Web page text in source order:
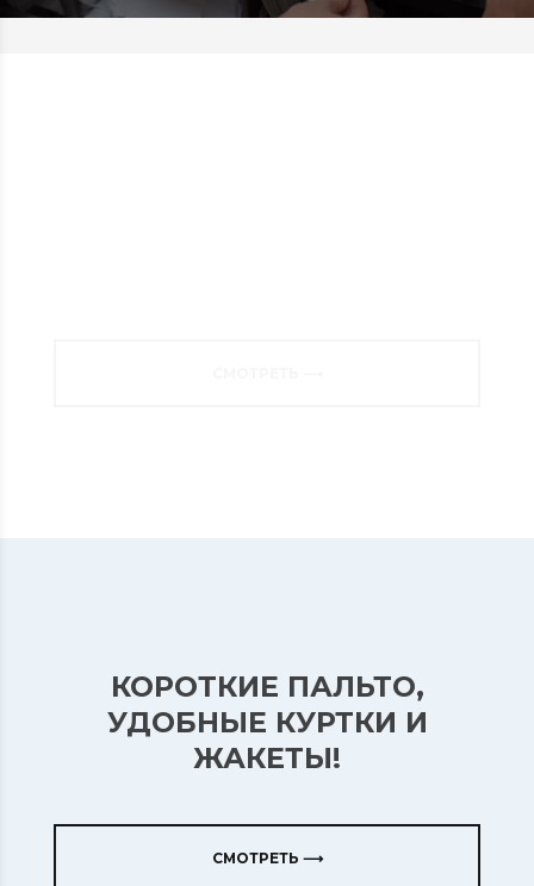
КОРОТКИЕ ПАЛЬТО,
УДОБНЫЕ КУРТКИ И
ЖАКЕТЫ!
СМОТРЕТЬ ⟶